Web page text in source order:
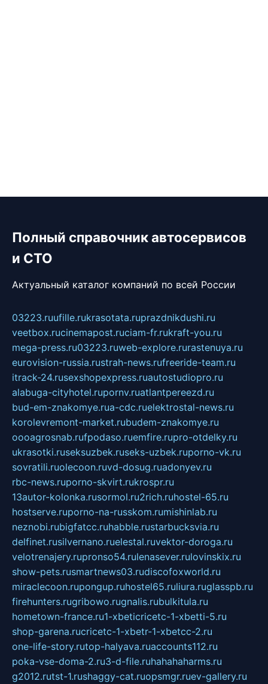
Полный справочник автосервисов
и СТО
Актуальный каталог компаний по всей России
03223.ruufille.rukrasotata.ruprazdnikdushi.ru
veetbox.rucinemapost.ruciam-fr.rukraft-you.ru
mega-press.ru03223.ruweb-explore.rurastenuya.ru
eurovision-russia.rustrah-news.rufreeride-team.ru
itrack-24.rusexshopexpress.ruautostudiopro.ru
alabuga-cityhotel.rupornv.ruatlantpereezd.ru
bud-em-znakomye.rua-cdc.ruelektrostal-news.ru
korolevremont-market.rubudem-znakomye.ru
oooagrosnab.rufpodaso.ruemfire.rupro-otdelky.ru
ukrasotki.ruseksuzbek.ruseks-uzbek.ruporno-vk.ru
sovratili.ruolecoon.ruvd-dosug.ruadonyev.ru
rbc-news.ruporno-skvirt.rukrospr.ru
13autor-kolonka.rusormol.ru2rich.ruhostel-65.ru
hostserve.ruporno-na-russkom.rumishinlab.ru
neznobi.rubigfatcc.ruhabble.rustarbucksvia.ru
delfinet.rusilvernano.ruelestal.ruvektor-doroga.ru
velotrenajery.rupronso54.rulenasever.rulovinskix.ru
show-pets.rusmartnews03.rudiscofoxworld.ru
miraclecoon.rupongup.ruhostel65.ruliura.ruglasspb.ru
firehunters.rugribowo.rugnalis.rubulkitula.ru
hometown-france.ru1-xbeticricetc-1-xbetti-5.ru
shop-garena.rucricetc-1-xbetr-1-xbetcc-2.ru
one-life-story.rutop-halyava.ruaccounts112.ru
poka-vse-doma-2.ru3-d-file.ruhahahaharms.ru
g2012.rutst-1.rushaggy-cat.ruopsmgr.ruev-gallery.ru